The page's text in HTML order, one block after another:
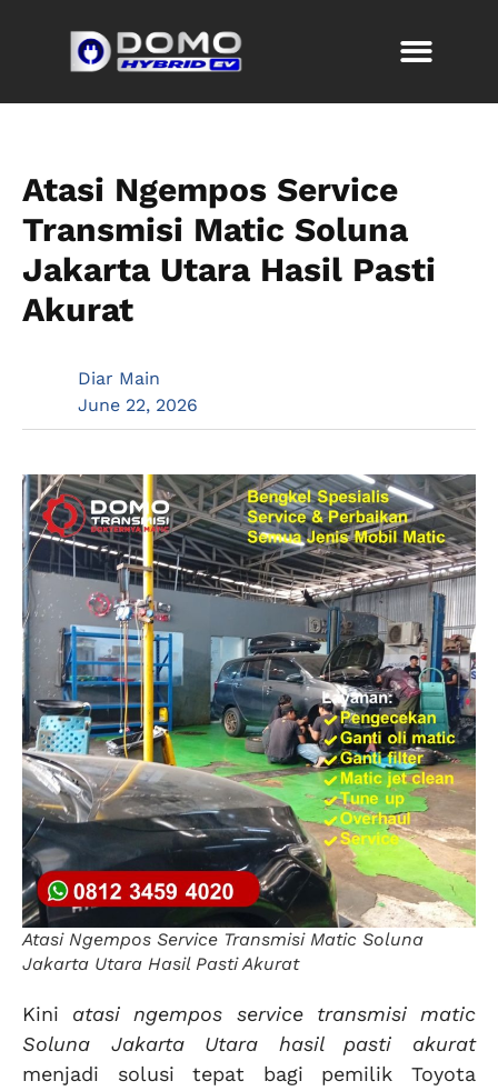
Atasi Ngempos Service
Transmisi Matic Soluna
Jakarta Utara Hasil Pasti
Akurat
Diar Main
June 22, 2026
Atasi Ngempos Service Transmisi Matic Soluna
Jakarta Utara Hasil Pasti Akurat
Kini atasi ngempos service transmisi matic
Soluna Jakarta Utara hasil pasti akurat
menjadi solusi tepat bagi pemilik Toyota